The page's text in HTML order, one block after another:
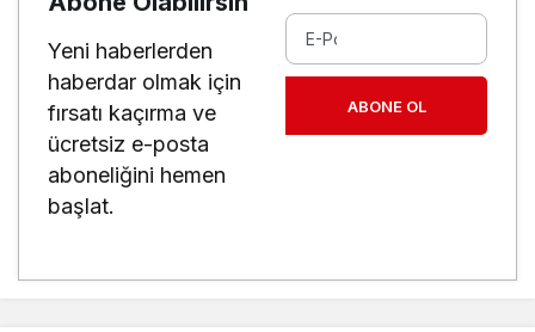
Yeni haberlerden
haberdar olmak için
fırsatı kaçırma ve
ücretsiz e-posta
aboneliğini hemen
başlat.
ABONE OL